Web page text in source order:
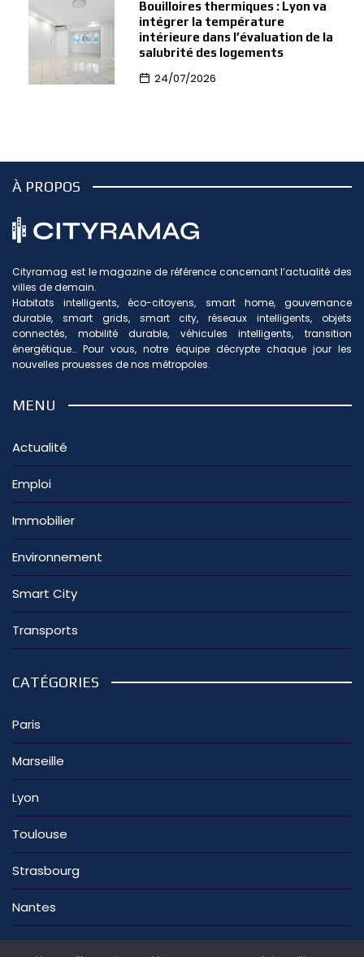
Bouilloires thermiques : Lyon va
intégrer la température
intérieure dans l’évaluation de la
salubrité des logements
24/07/2026
À PROPOS
Cityramag est le magazine de référence concernant l’actualité des
villes de demain.
Habitats intelligents, éco-citoyens, smart home, gouvernance
durable, smart grids, smart city, réseaux intelligents, objets
connectés, mobilité durable, véhicules intelligents, transition
énergétique… Pour vous, notre équipe décrypte chaque jour les
nouvelles prouesses de nos métropoles.
MENU
Actualité
Emploi
Immobilier
Environnement
Smart City
Transports
CATÉGORIES
Paris
Marseille
Lyon
Toulouse
Strasbourg
Nantes